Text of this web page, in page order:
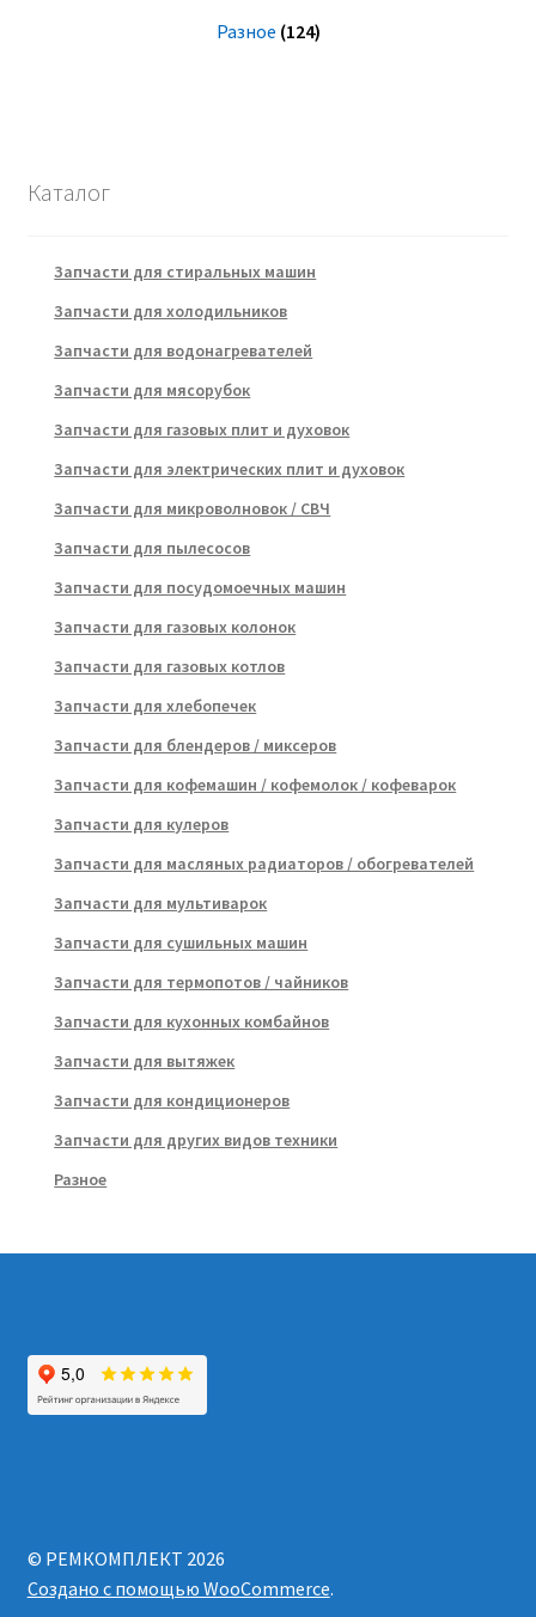
Разное (124)
Каталог
Запчасти для стиральных машин
Запчасти для холодильников
Запчасти для водонагревателей
Запчасти для мясорубок
Запчасти для газовых плит и духовок
Запчасти для электрических плит и духовок
Запчасти для микроволновок / СВЧ
Запчасти для пылесосов
Запчасти для посудомоечных машин
Запчасти для газовых колонок
Запчасти для газовых котлов
Запчасти для хлебопечек
Запчасти для блендеров / миксеров
Запчасти для кофемашин / кофемолок / кофеварок
Запчасти для кулеров
Запчасти для масляных радиаторов / обогревателей
Запчасти для мультиварок
Запчасти для сушильных машин
Запчасти для термопотов / чайников
Запчасти для кухонных комбайнов
Запчасти для вытяжек
Запчасти для кондиционеров
Запчасти для других видов техники
Разное
© РЕМКОМПЛЕКТ 2026
Создано с помощью WooCommerce.